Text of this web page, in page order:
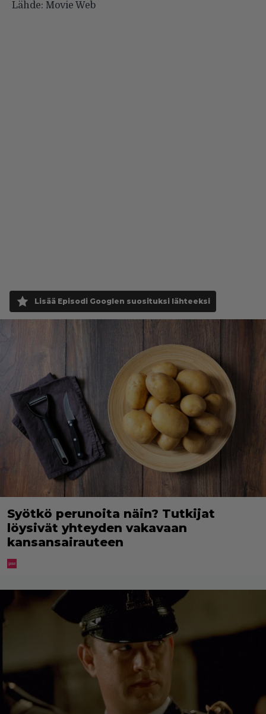
Lähde: Movie Web
Lisää Episodi Googlen suosituksi lähteeksi
Syötkö perunoita näin? Tutkijat
löysivät yhteyden vakavaan
kansansairauteen